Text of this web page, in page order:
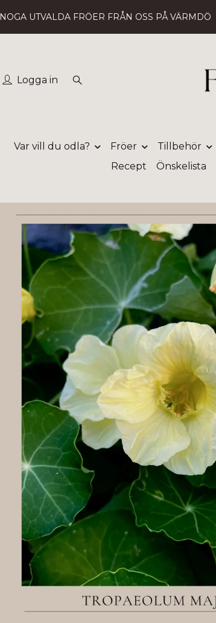
NOGA UTVALDA FRÖER FRÅN OSS PÅ VÄRMDÖ
Logga in
Var vill du odla? Fröer Tillbehör
Recept
Önskelista